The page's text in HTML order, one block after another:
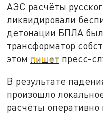
АЭС расчёты
ликвидировали
детонации БПЛА
трансформатор
этом пишет пресс-
В результате
произошло
расчёты